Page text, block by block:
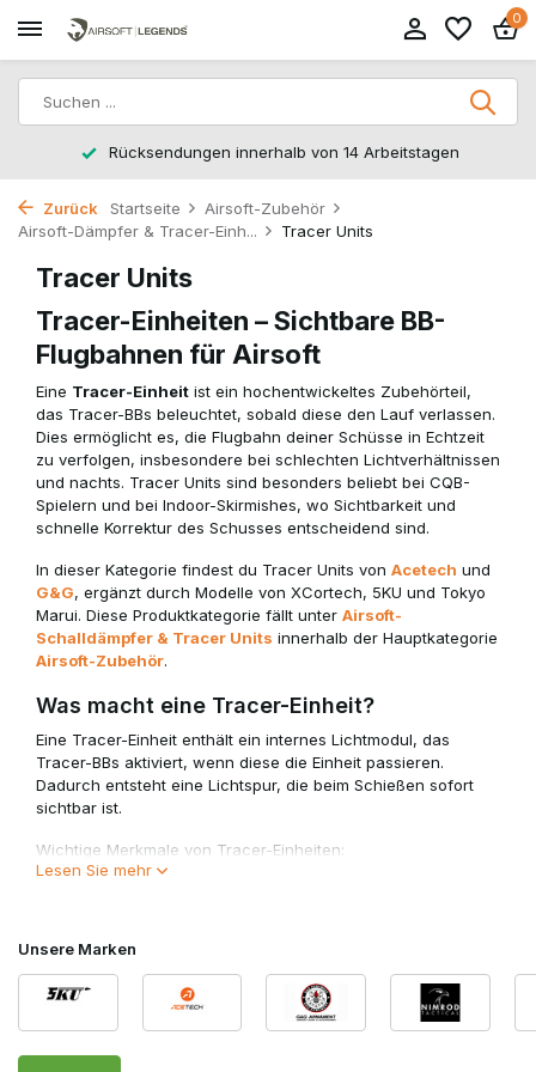
0
Rücksendungen innerhalb von 14 Arbeitstagen
Zurück Startseite
Airsoft-Zubehör
Airsoft-Dämpfer & Tracer-Einh...
Tracer Units
Tracer Units
Tracer-Einheiten – Sichtbare BB-
Flugbahnen für Airsoft
Eine Tracer-Einheit ist ein hochentwickeltes Zubehörteil,
das Tracer-BBs beleuchtet, sobald diese den Lauf verlassen.
Dies ermöglicht es, die Flugbahn deiner Schüsse in Echtzeit
zu verfolgen, insbesondere bei schlechten Lichtverhältnissen
und nachts. Tracer Units sind besonders beliebt bei CQB-
Spielern und bei Indoor-Skirmishes, wo Sichtbarkeit und
schnelle Korrektur des Schusses entscheidend sind.
In dieser Kategorie findest du Tracer Units von Acetech und
G&G, ergänzt durch Modelle von XCortech, 5KU und Tokyo
Marui. Diese Produktkategorie fällt unter Airsoft-
Schalldämpfer & Tracer Units innerhalb der Hauptkategorie
Airsoft-Zubehör.
Was macht eine Tracer-Einheit?
Eine Tracer-Einheit enthält ein internes Lichtmodul, das
Tracer-BBs aktiviert, wenn diese die Einheit passieren.
Dadurch entsteht eine Lichtspur, die beim Schießen sofort
sichtbar ist.
Wichtige Merkmale von Tracer-Einheiten:
Kompakt und einfach zu montieren
Erhältlich in verschiedenen Größen und Designs
Einige Modelle kombinieren die Tracer-Funktionalität mit
Lesen Sie mehr
Unsere Marken